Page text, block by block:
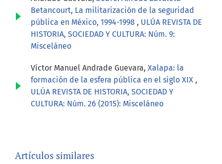
Betancourt, La militarización de la seguridad
pública en México, 1994-1998 , ULÚA REVISTA DE
HISTORIA, SOCIEDAD Y CULTURA: Núm. 9:
Misceláneo
Víctor Manuel Andrade Guevara, Xalapa: la
formación de la esfera pública en el siglo XIX ,
ULÚA REVISTA DE HISTORIA, SOCIEDAD Y
CULTURA: Núm. 26 (2015): Misceláneo
Artículos similares